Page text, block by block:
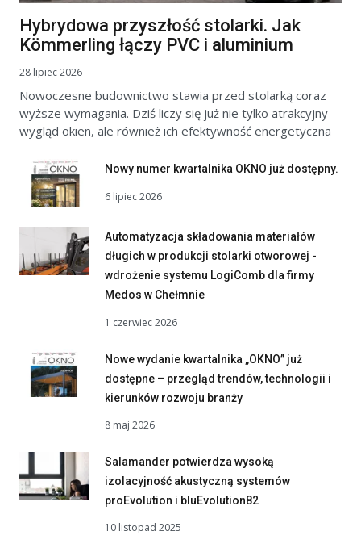
Hybrydowa przyszłość stolarki. Jak
Kömmerling łączy PVC i aluminium
28 lipiec 2026
Nowoczesne budownictwo stawia przed stolarką coraz
wyższe wymagania. Dziś liczy się już nie tylko atrakcyjny
wygląd okien, ale również ich efektywność energetyczna
Nowy numer kwartalnika OKNO już dostępny.
6 lipiec 2026
Automatyzacja składowania materiałów
długich w produkcji stolarki otworowej -
wdrożenie systemu LogiComb dla firmy
Medos w Chełmnie
1 czerwiec 2026
Nowe wydanie kwartalnika „OKNO” już
dostępne – przegląd trendów, technologii i
kierunków rozwoju branży
8 maj 2026
Salamander potwierdza wysoką
izolacyjność akustyczną systemów
proEvolution i bluEvolution82
10 listopad 2025